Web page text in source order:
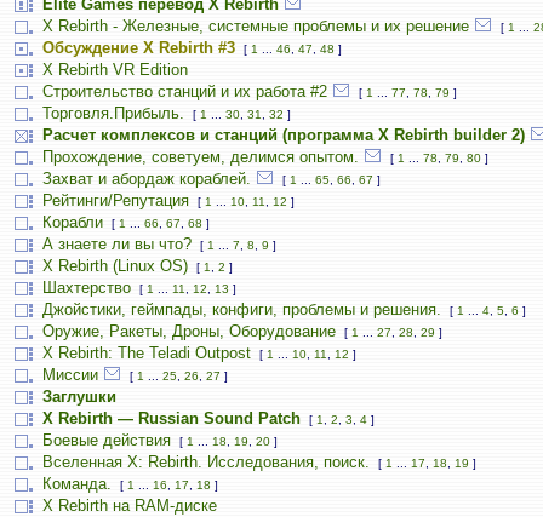
Elite Games перевод X Rebirth
X Rebirth - Железные, системные проблемы и их решение
[ 1
Обсуждение X Rebirth #3 [ 1 46 47 48 ]
X Rebirth VR Edition
Строительство станций и их работа #2
[ 1 77 78 79 ]
Торговля.Прибыль. [ 1 30 31 32 ]
Расчет комплексов и станций (программа X Rebirth builder 2)
Прохождение, советуем, делимся опытом.
[ 1 78 79 80 ]
Захват и абордаж кораблей. [ 1 65 66 67 ]
Рейтинги/Репутация [ 1 10 11 12 ]
Корабли [ 1 66 67 68 ]
А знаете ли вы что? [ 1 7 8 9 ]
X Rebirth (Linux OS) [ 1 2 ]
Шахтерство [ 1 11 12 13 ]
Джойстики, геймпады, конфиги, проблемы и решения. [ 1 4 5 6 ]
Оружие, Ракеты, Дроны, Оборудование [ 1 27 28 29 ]
X Rebirth: The Teladi Outpost [ 1 10 11 12 ]
Миссии [ 1 25 26 27 ]
Заглушки
X Rebirth — Russian Sound Patch
[ 1 2 3 4 ]
Боевые действия [ 1 18 19 20 ]
Вселенная X: Rebirth. Исследования, поиск. [ 1 17 18 19 ]
Команда. [ 1 16 17 18 ]
X Rebirth на RAM-диске